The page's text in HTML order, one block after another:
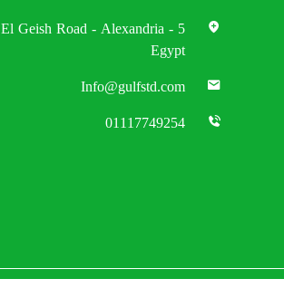
5 El Geish Road - Alexandria -
Egypt
Info@gulfstd.com
01117749254